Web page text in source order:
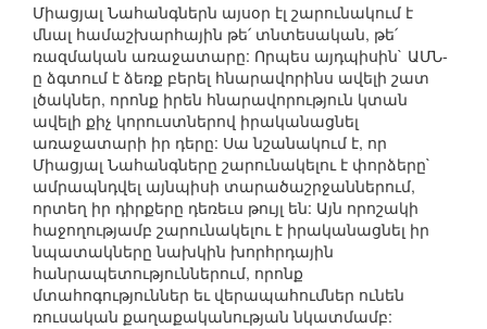
Միացյալ Նահանգներն այսօր էլ շարունակում է
մնալ համաշխարհային թե՛ տնտեսական, թե՛
ռազմական առաջատարը: Որպես այդպիսին` ԱՄՆ-
ը ձգտում է ձեռք բերել հնարավորինս ավելի շատ
լծակներ, որոնք իրեն հնարավորություն կտան
ավելի քիչ կորուստներով իրականացնել
առաջատարի իր դերը: Սա նշանակում է, որ
Միացյալ Նահանգները շարունակելու է փորձերը`
ամրապնդվել այնպիսի տարածաշրջաններում,
որտեղ իր դիրքերը դեռեւս թույլ են: Այն որոշակի
հաջողությամբ շարունակելու է իրականացնել իր
նպատակները նախկին խորհրդային
հանրապետություններում, որոնք
մտահոգություններ եւ վերապահումներ ունեն
ռուսական քաղաքականության նկատմամբ: